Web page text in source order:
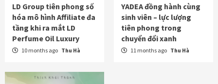
LD Group tiên phong số
hóa mô hình Affiliate đa
tầng khi ra mắt LD
Perfume Oil Luxury
10 months ago Thu Hà
YADEA đồng hành cùng
sinh viên – lực lượng
tiên phong trong
chuyển đổi xanh
11 months ago Thu Hà